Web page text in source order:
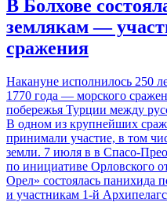
В Болхове
землякам —
сражения
Накануне исполнилось 250
1770 года — морского
побережья Турции между
В одном из крупнейших
принимали участие, в том
земли. 7 июля в в Спасо-
по инициативе Орловского
Орел» состоялась панихида
и участникам 1-й